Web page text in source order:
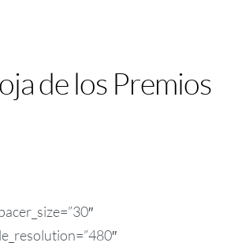
de los Premios